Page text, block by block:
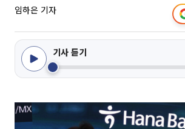
임하은 기자
기사 듣기